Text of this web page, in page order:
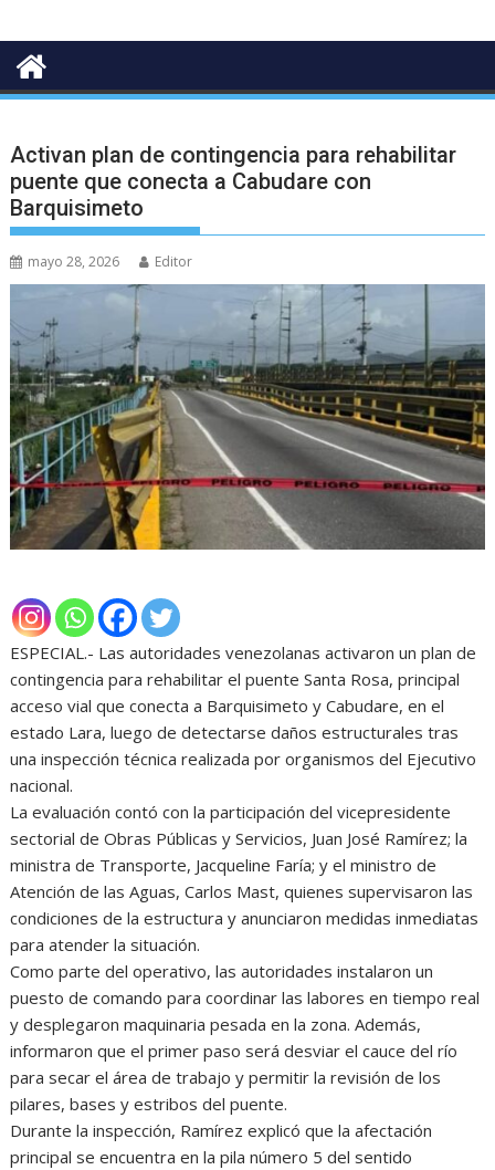
Activan plan de contingencia para rehabilitar
puente que conecta a Cabudare con
Barquisimeto
mayo 28, 2026 Editor
ESPECIAL.- Las autoridades venezolanas activaron un plan de
contingencia para rehabilitar el puente Santa Rosa, principal
acceso vial que conecta a Barquisimeto y Cabudare, en el
estado Lara, luego de detectarse daños estructurales tras
una inspección técnica realizada por organismos del Ejecutivo
nacional.
La evaluación contó con la participación del vicepresidente
sectorial de Obras Públicas y Servicios, Juan José Ramírez; la
ministra de Transporte, Jacqueline Faría; y el ministro de
Atención de las Aguas, Carlos Mast, quienes supervisaron las
condiciones de la estructura y anunciaron medidas inmediatas
para atender la situación.
Como parte del operativo, las autoridades instalaron un
puesto de comando para coordinar las labores en tiempo real
y desplegaron maquinaria pesada en la zona. Además,
informaron que el primer paso será desviar el cauce del río
para secar el área de trabajo y permitir la revisión de los
pilares, bases y estribos del puente.
Durante la inspección, Ramírez explicó que la afectación
principal se encuentra en la pila número 5 del sentido